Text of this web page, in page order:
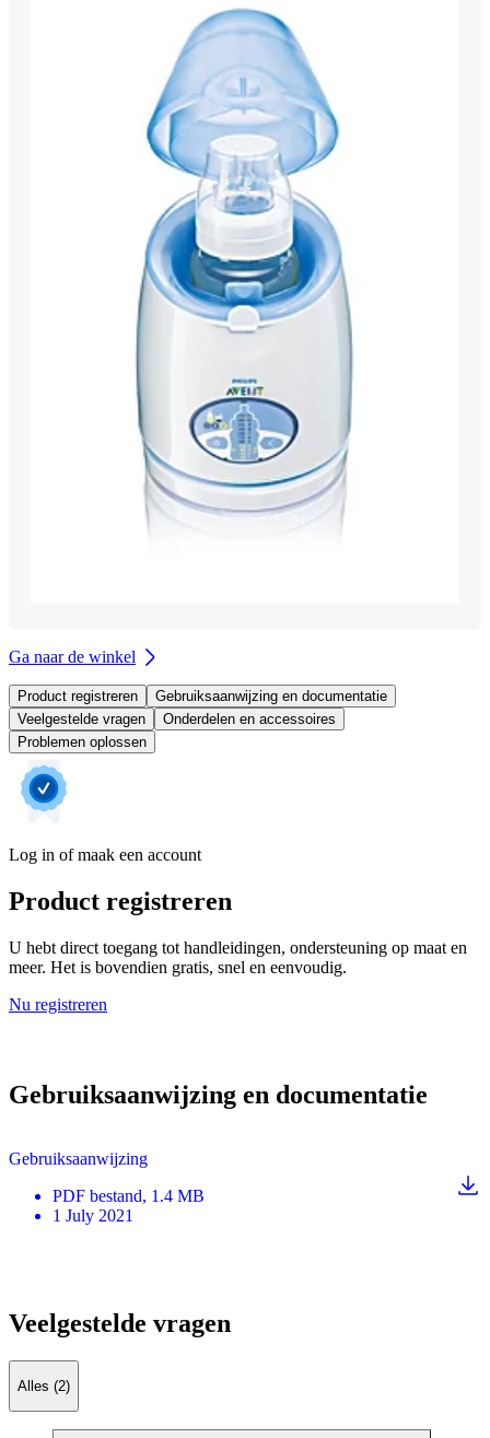
Ga naar de winkel
Product registreren
Gebruiksaanwijzing en documentatie
Veelgestelde vragen
Onderdelen en accessoires
Problemen oplossen
Log in of maak een account
Product registreren
U hebt direct toegang tot handleidingen, ondersteuning op maat en
meer. Het is bovendien gratis, snel en eenvoudig.
Nu registreren
Gebruiksaanwijzing en documentatie
Gebruiksaanwijzing
PDF bestand, 1.4 MB
1 July 2021
Veelgestelde vragen
Alles (2)